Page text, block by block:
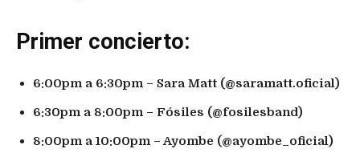
Primer concierto:
6:00pm a 6:30pm – Sara Matt (@saramatt.oficial)
6:30pm a 8:00pm – Fósiles (@fosilesband)
8:00pm a 10:00pm – Ayombe (@ayombe_oficial)